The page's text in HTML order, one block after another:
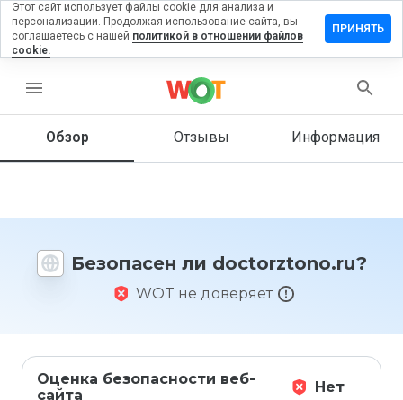
menu
Обзор Отзывы Информация
Безопасен ли doctorztono.ru?
WOT не доверяет
Оценка безопасности веб-
сайта
Нет
на
Как бы
этот
1 до 5?
Этот сайт использует файлы cookie для анализа и
персонализации. Продолжая использование сайта, вы
соглашаетесь с нашей политикой в отношении файлов
cookie.
ПРИНЯТЬ